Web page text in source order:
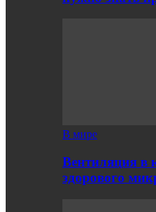
В мире
Вентиляция в
здорового